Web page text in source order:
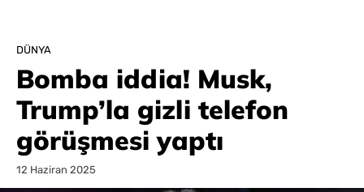
DÜNYA
Bomba iddia! Musk,
Trump’la gizli telefon
görüşmesi yaptı
12 Haziran 2025